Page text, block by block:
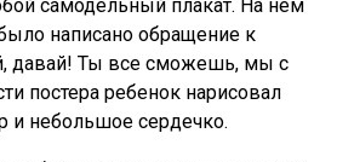
самодельный плакат. На нем
написано обращение к
давай! Ты все сможешь, мы с
постера ребенок нарисовал
и небольшое сердечко.